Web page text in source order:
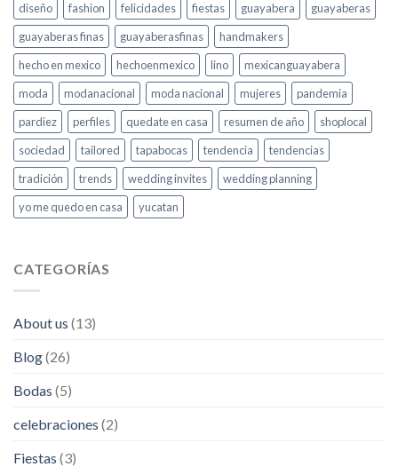
diseño
fashion felicidades fiestas guayabera
guayaberas
guayaberas finas
guayaberasfinas
handmakers
hecho en mexico
hechoenmexico lino
mexicanguayabera
moda
modanacional moda nacional mujeres
pandemia
pardiez
perfiles quedate en casa resumen de año
shoplocal
sociedad
tailored tapabocas tendencia
tendencias
tradición
trends wedding invites
wedding planning
yo me quedo en casa
yucatan
CATEGORÍAS
About us (13)
Blog(26)
Bodas (5)
celebraciones (2)
Fiestas (3)